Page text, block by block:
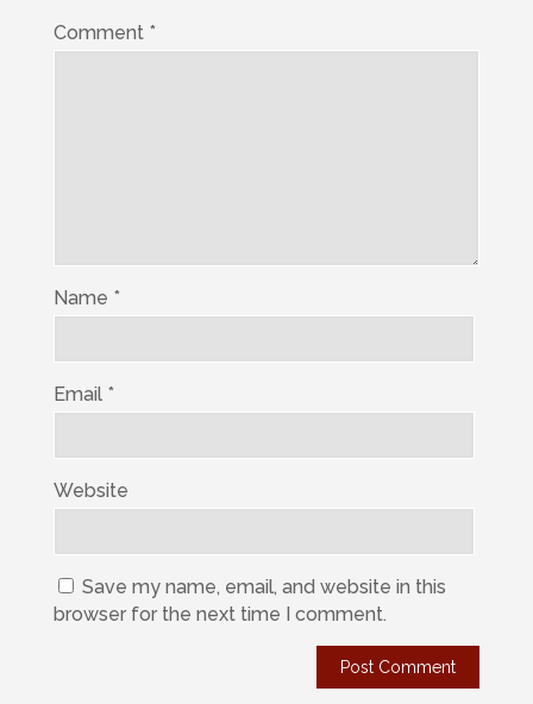
Comment *
Name *
Email *
Website
Save my name, email, and website in this
browser for the next time I comment.